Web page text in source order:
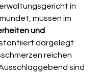
in
müssen im
und
dargelegt
reichen
sind